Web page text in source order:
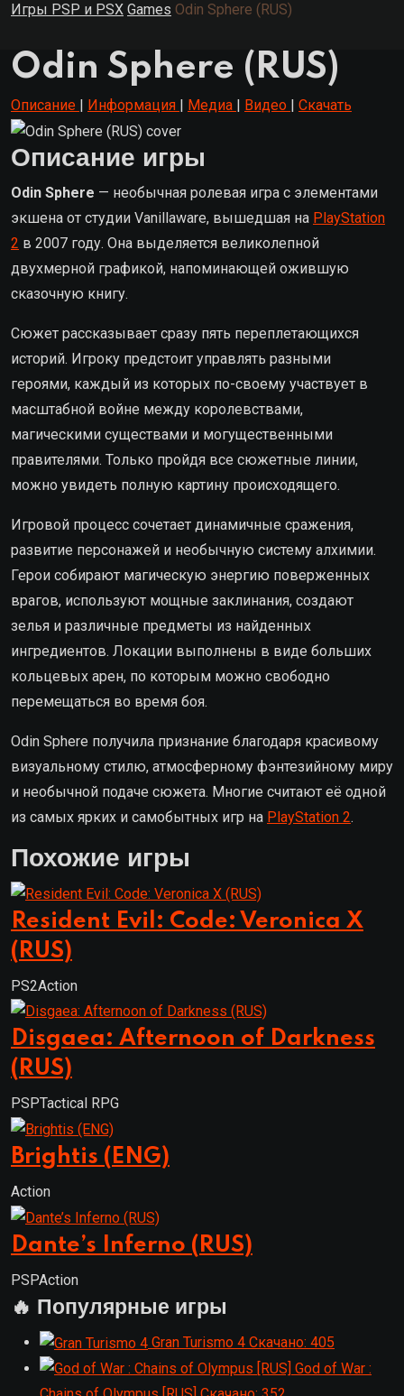
Игры PSP и PSX Games Odin Sphere (RUS)
Odin Sphere (RUS)
Описание | Информация | Медиа | Видео | Скачать
Описание игры
Odin Sphere — необычная ролевая игра с элементами
экшена от студии Vanillaware, вышедшая на PlayStation
2 в 2007 году. Она выделяется великолепной
двухмерной графикой, напоминающей ожившую
сказочную книгу.
Сюжет рассказывает сразу пять переплетающихся
историй. Игроку предстоит управлять разными
героями, каждый из которых по-своему участвует в
масштабной войне между королевствами,
магическими существами и могущественными
правителями. Только пройдя все сюжетные линии,
можно увидеть полную картину происходящего.
Игровой процесс сочетает динамичные сражения,
развитие персонажей и необычную систему алхимии.
Герои собирают магическую энергию поверженных
врагов, используют мощные заклинания, создают
зелья и различные предметы из найденных
ингредиентов. Локации выполнены в виде больших
кольцевых арен, по которым можно свободно
перемещаться во время боя.
Odin Sphere получила признание благодаря красивому
визуальному стилю, атмосферному фэнтезийному миру
и необычной подаче сюжета. Многие считают её одной
из самых ярких и самобытных игр на PlayStation 2.
Похожие игры
Resident Evil: Code: Veronica X
(RUS)
PS2Action
Disgaea: Afternoon of Darkness
(RUS)
PSPTactical RPG
Brightis (ENG)
Action
Dante’s Inferno (RUS)
PSPAction
🔥 Популярные игры
Gran Turismo 4 Скачано: 405
God of War :